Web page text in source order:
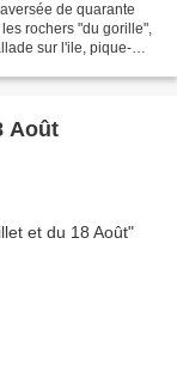
de quarante
rochers "du gorille",
sur l'ile, pique-
Août